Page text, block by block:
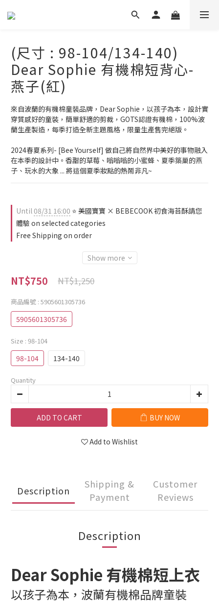
(尺寸 : 98-104/134-140)
Dear Sophie 有機棉短背心-
燕子(紅)
來自波蘭的有機棉童裝品牌，Dear Sophie，以孩子為本，設計實
穿質感好的童裝，簡單舒適的剪裁，GOTS認證有機棉，100%波
蘭生產製造，每季打造全新主題風格，限量生產售完絕版。
2024春夏系列- [Bee Yourself] 做自己將自然界中美好的事物融入
在本季的設計中。香甜的草莓、嗡嗡嗡的小蜜蜂、夏季築巢的燕
子、玩水的大象 ... 將這個夏季妝點的熱鬧非凡~
Until08/31 16:00 ⭐ 美國寶寶 × BEBECOOK 初食海苔酥請您
體驗 on selected categories
Free Shipping on order
Show more
NT$750 NT$1,250
商品編號 : 5905601305736
5905601305736
Size : 98-104
98-104 134-140
Quantity
ADD TO CART BUY NOW
Add to Wishlist
Description
Shipping &
Payment
Customer
Reviews
Description
Dear Sophie 有機棉短上衣
以孩子為本，波蘭有機棉品牌童裝